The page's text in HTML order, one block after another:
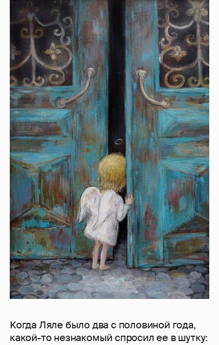
Когда Ляле было два с половиной года,
какой-то незнакомый спросил ее в шутку: